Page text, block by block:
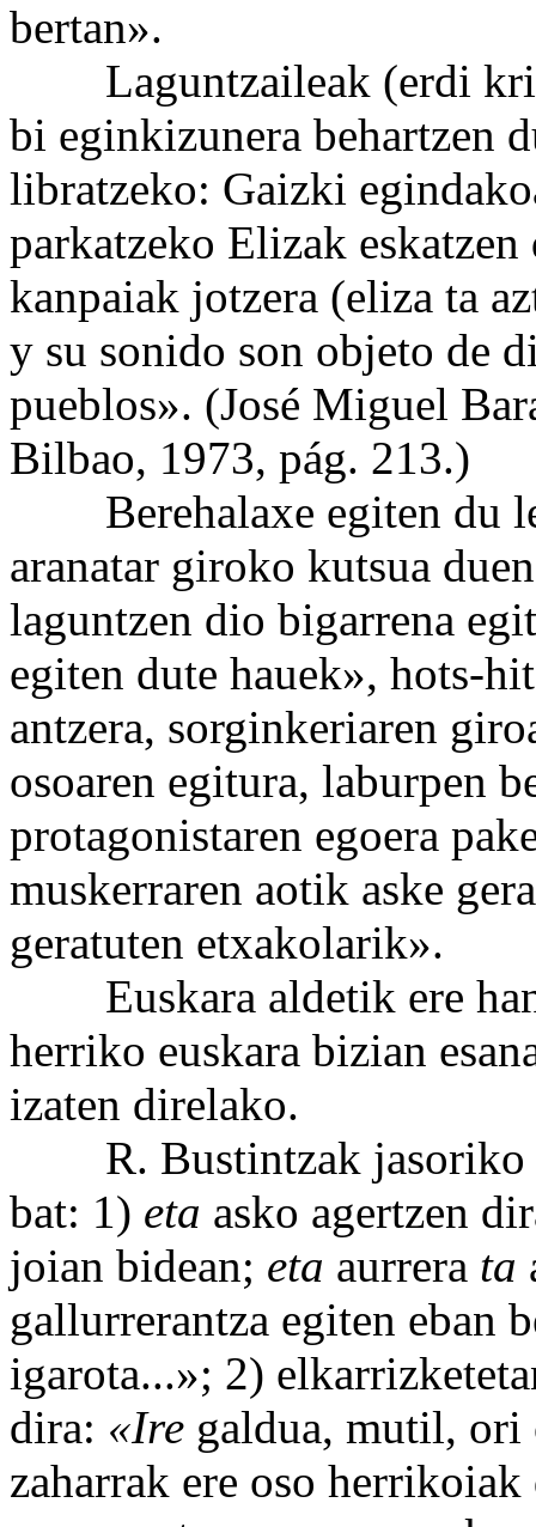
bertan».
Laguntzaileak (erdi
bi eginkizunera behartzen
libratzeko: Gaizki
parkatzeko Elizak
kanpaiak jotzera (eliza ta
y su sonido son objeto de
pueblos». (José Miguel
Bilbao, 1973, pág. 213.)
Berehalaxe egiten du
aranatar giroko kutsua
laguntzen dio bigarrena
egiten dute hauek», hots-
antzera, sorginkeriaren
osoaren egitura, laburpen
protagonistaren egoera
muskerraren aotik aske
geratuten etxakolarik».
Euskara aldetik ere
herriko euskara bizian
izaten direlako.
R. Bustintzak jasoriko
bat: 1) eta asko agertzen
joian bidean; eta aurrera ta
gallurrerantza egiten eban
igarota...»; 2)
dira: «Ire galdua, mutil,
zaharrak ere oso